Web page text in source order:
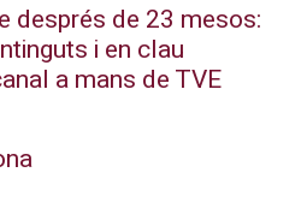
després de 23 mesos:
i en clau
a mans de TVE